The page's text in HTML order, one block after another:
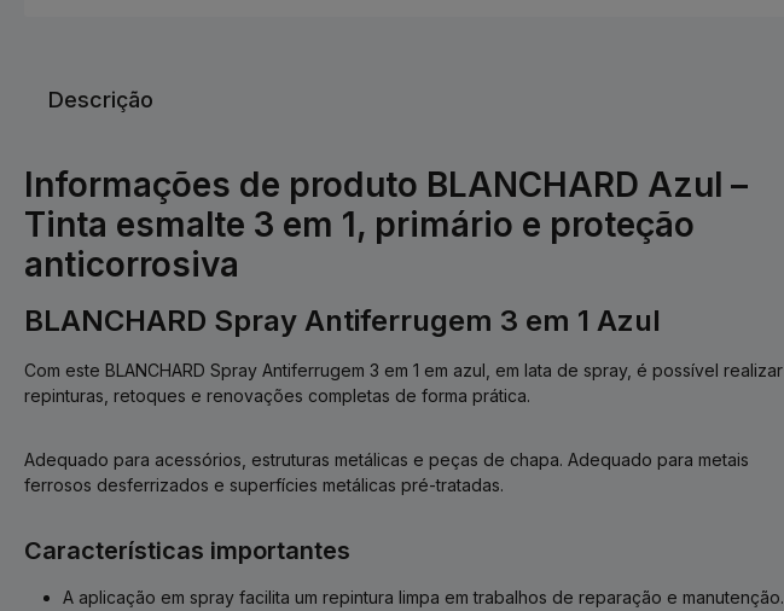
Descrição
Informações de produto BLANCHARD Azul –
Tinta esmalte 3 em 1, primário e proteção
anticorrosiva
BLANCHARD Spray Antiferrugem 3 em 1 Azul
Com este BLANCHARD Spray Antiferrugem 3 em 1 em azul, em lata de spray, é possível realizar
repinturas, retoques e renovações completas de forma prática.
Adequado para acessórios, estruturas metálicas e peças de chapa. Adequado para metais
ferrosos desferrizados e superfícies metálicas pré-tratadas.
Características importantes
A aplicação em spray facilita um repintura limpa em trabalhos de reparação e manutenção.